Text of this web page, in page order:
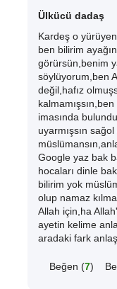
Ülkücü dadaş
Kardeş o
ben bilirim
görürsün,benim
söylüyorum,ben
değil,hafız
imasında
uyarmışsın
Google yaz bak
hocaları dinle
bilirim yok
olup namaz
Allah için,ha
ayetin kelime
aradaki fark
Beğen (7)